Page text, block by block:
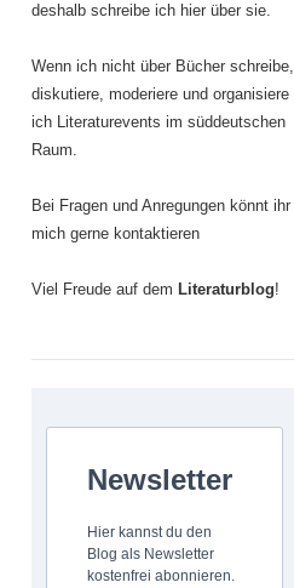
deshalb schreibe ich hier über sie.
Wenn ich nicht über Bücher schreibe,
diskutiere, moderiere und organisiere
ich Literaturevents im süddeutschen
Raum.
Bei Fragen und Anregungen könnt ihr
mich gerne kontaktieren
Viel Freude auf dem Literaturblog!
Newsletter
Hier kannst du den
Blog als Newsletter
kostenfrei abonnieren.